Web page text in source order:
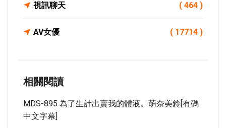
視訊聊天 ( 464 )
AV女優 ( 17714 )
相關閱讀
MDS-895 為了生計出賣我的體液。萌奈美鈴[有碼
中文字幕]